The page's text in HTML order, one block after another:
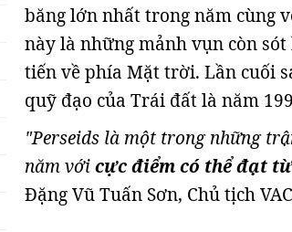
băng lớn nhất trong năm cùng
này là những mảnh vụn còn
tiến về phía Mặt trời. Lần cuối
quỹ đạo của Trái đất là năm
"Perseids là một trong những
năm vớicực điểm có thể đạt
Đặng Vũ Tuấn Sơn, Chủ tịch